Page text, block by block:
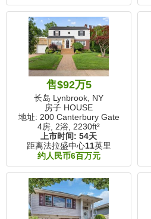
售$92万5
长岛 Lynbrook, NY
房子 HOUSE
地址: 200 Canterbury Gate
4房, 2浴, 2230ft²
上市时间: 54天
距离法拉盛中心11英里
约人民币6百万元